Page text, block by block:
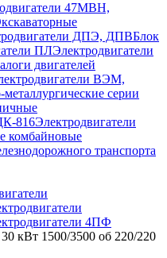
47MBH,
ДПЭ, ДПВБлок
ПЛЭлектродвигатели
двигателей
ВЭМ,
серии
816Электродвигатели
комбайновые
транспорта
4ПФ
кВт 1500/3500 об 220/220